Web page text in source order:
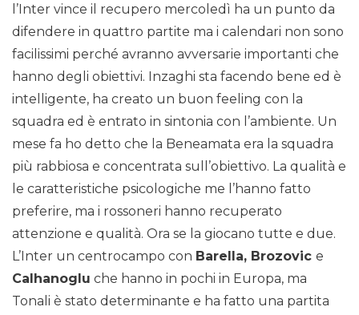
l’Inter vince il recupero mercoledì ha un punto da
difendere in quattro partite ma i calendari non sono
facilissimi perché avranno avversarie importanti che
hanno degli obiettivi. Inzaghi sta facendo bene ed è
intelligente, ha creato un buon feeling con la
squadra ed è entrato in sintonia con l’ambiente. Un
mese fa ho detto che la Beneamata era la squadra
più rabbiosa e concentrata sull’obiettivo. La qualità e
le caratteristiche psicologiche me l’hanno fatto
preferire, ma i rossoneri hanno recuperato
attenzione e qualità. Ora se la giocano tutte e due.
L’Inter un centrocampo con Barella, Brozovic e
Calhanoglu che hanno in pochi in Europa, ma
Tonali è stato determinante e ha fatto una partita